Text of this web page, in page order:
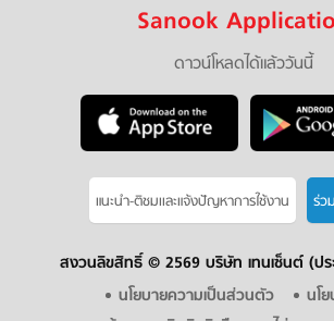
Sanook
ดาวน์โหลดได้แล้ววันนี้
แนะนำ-ติชมเเละแจ้งปัญหาการใช้งาน ร่ว
สงวนลิขสิทธิ์ © 2569 บริษัท เทนเซ็นต์ (ปร
นโยบายความเป็นส่วนตัว
นโ